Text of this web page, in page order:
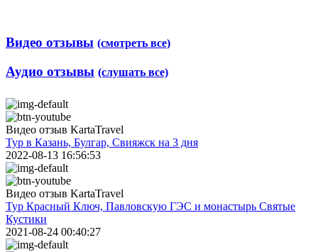
Видео отзывы (смотреть все)
Аудио отзывы (слушать все)
Видео отзыв KartaTravel
Тур в Казань, Булгар, Свияжск на 3 дня
2022-08-13 16:56:53
Видео отзыв KartaTravel
Тур Красный Ключ, Павловскую ГЭС и монастырь Святые
Кустики
2021-08-24 00:40:27